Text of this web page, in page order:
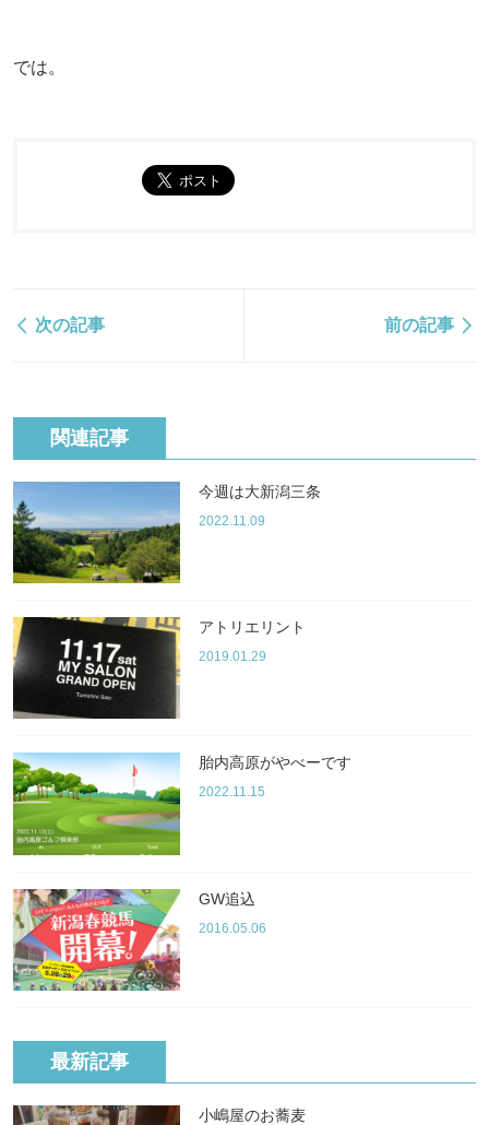
では。
次の記事 前の記事
関連記事
今週は大新潟三条
2022.11.09
アトリエリント
2019.01.29
胎内高原がやべーです
2022.11.15
GW追込
2016.05.06
最新記事
小嶋屋のお蕎麦